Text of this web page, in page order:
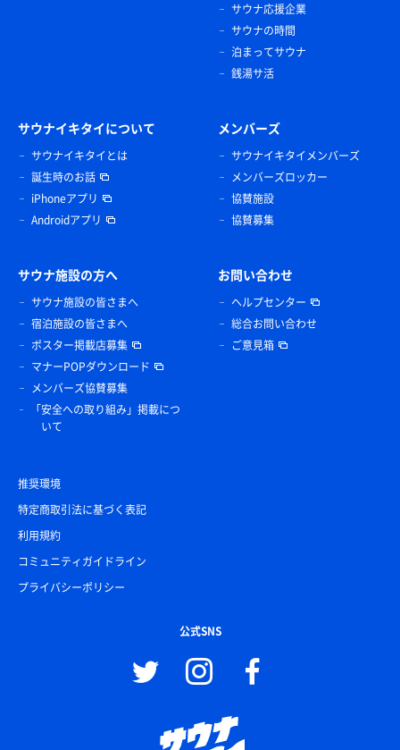
サウナ応援企業
サウナの時間
泊まってサウナ
銭湯サ活
サウナイキタイについて
サウナイキタイとは
誕生時のお話
iPhoneアプリ
Androidアプリ
メンバーズ
サウナイキタイメンバーズ
メンバーズロッカー
協賛施設
協賛募集
サウナ施設の方へ
サウナ施設の皆さまへ
宿泊施設の皆さまへ
ポスター掲載店募集
マナーPOPダウンロード
メンバーズ協賛募集
「安全への取り組み」掲載につ
いて
お問い合わせ
ヘルプセンター
総合お問い合わせ
ご意見箱
推奨環境
特定商取引法に基づく表記
利用規約
コミュニティガイドライン
プライバシーポリシー
公式SNS